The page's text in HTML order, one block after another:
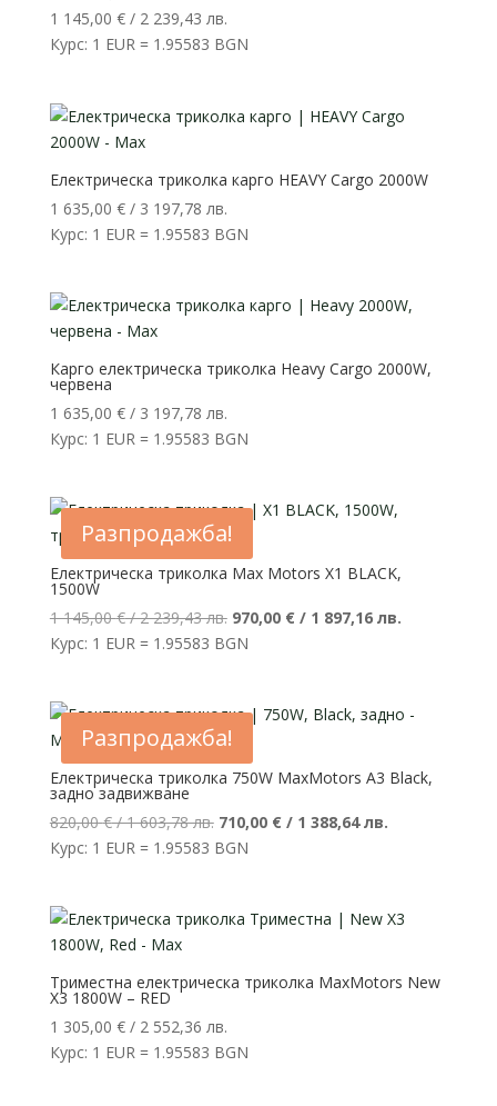
1 145,00 €/ 2 239,43 лв.
Курс: 1 EUR = 1.95583 BGN
Електрическа триколка карго HEAVY Cargo 2000W
1 635,00 €/ 3 197,78 лв.
Курс: 1 EUR = 1.95583 BGN
Карго електрическа триколка Heavy Cargo 2000W,
червена
1 635,00 €/ 3 197,78 лв.
Курс: 1 EUR = 1.95583 BGN
Разпродажба!
Електрическа триколка Max Motors X1 BLACK,
1500W
1 145,00€/ 2 239,43 лв. Original
price
145,00 €
/
2
970,00 €/ 1 897,16 лв.Текущата
/
897,16 лв..
Курс: 1 EUR = 1.95583 BGN
Разпродажба!
Електрическа триколка 750W MaxMotors А3 Black,
задно задвижване
820,00€/ 1 603,78 лв. Original
price
/
603,78 лв..
710,00 €/ 1 388,64 лв.Текущата
/
388,64 лв..
Курс: 1 EUR = 1.95583 BGN
Триместна електрическа триколка MaxMotors New
X3 1800W – RED
1 305,00 €/ 2 552,36 лв.
Курс: 1 EUR = 1.95583 BGN